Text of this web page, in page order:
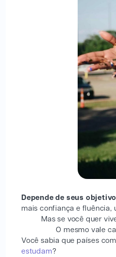
Depende de seus
mais confiança e fluência,
Mas se você quer
O mesmo vale
Você sabia que países
estudam?